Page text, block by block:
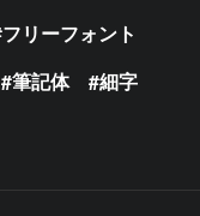
フリーフォント
筆記体
細字